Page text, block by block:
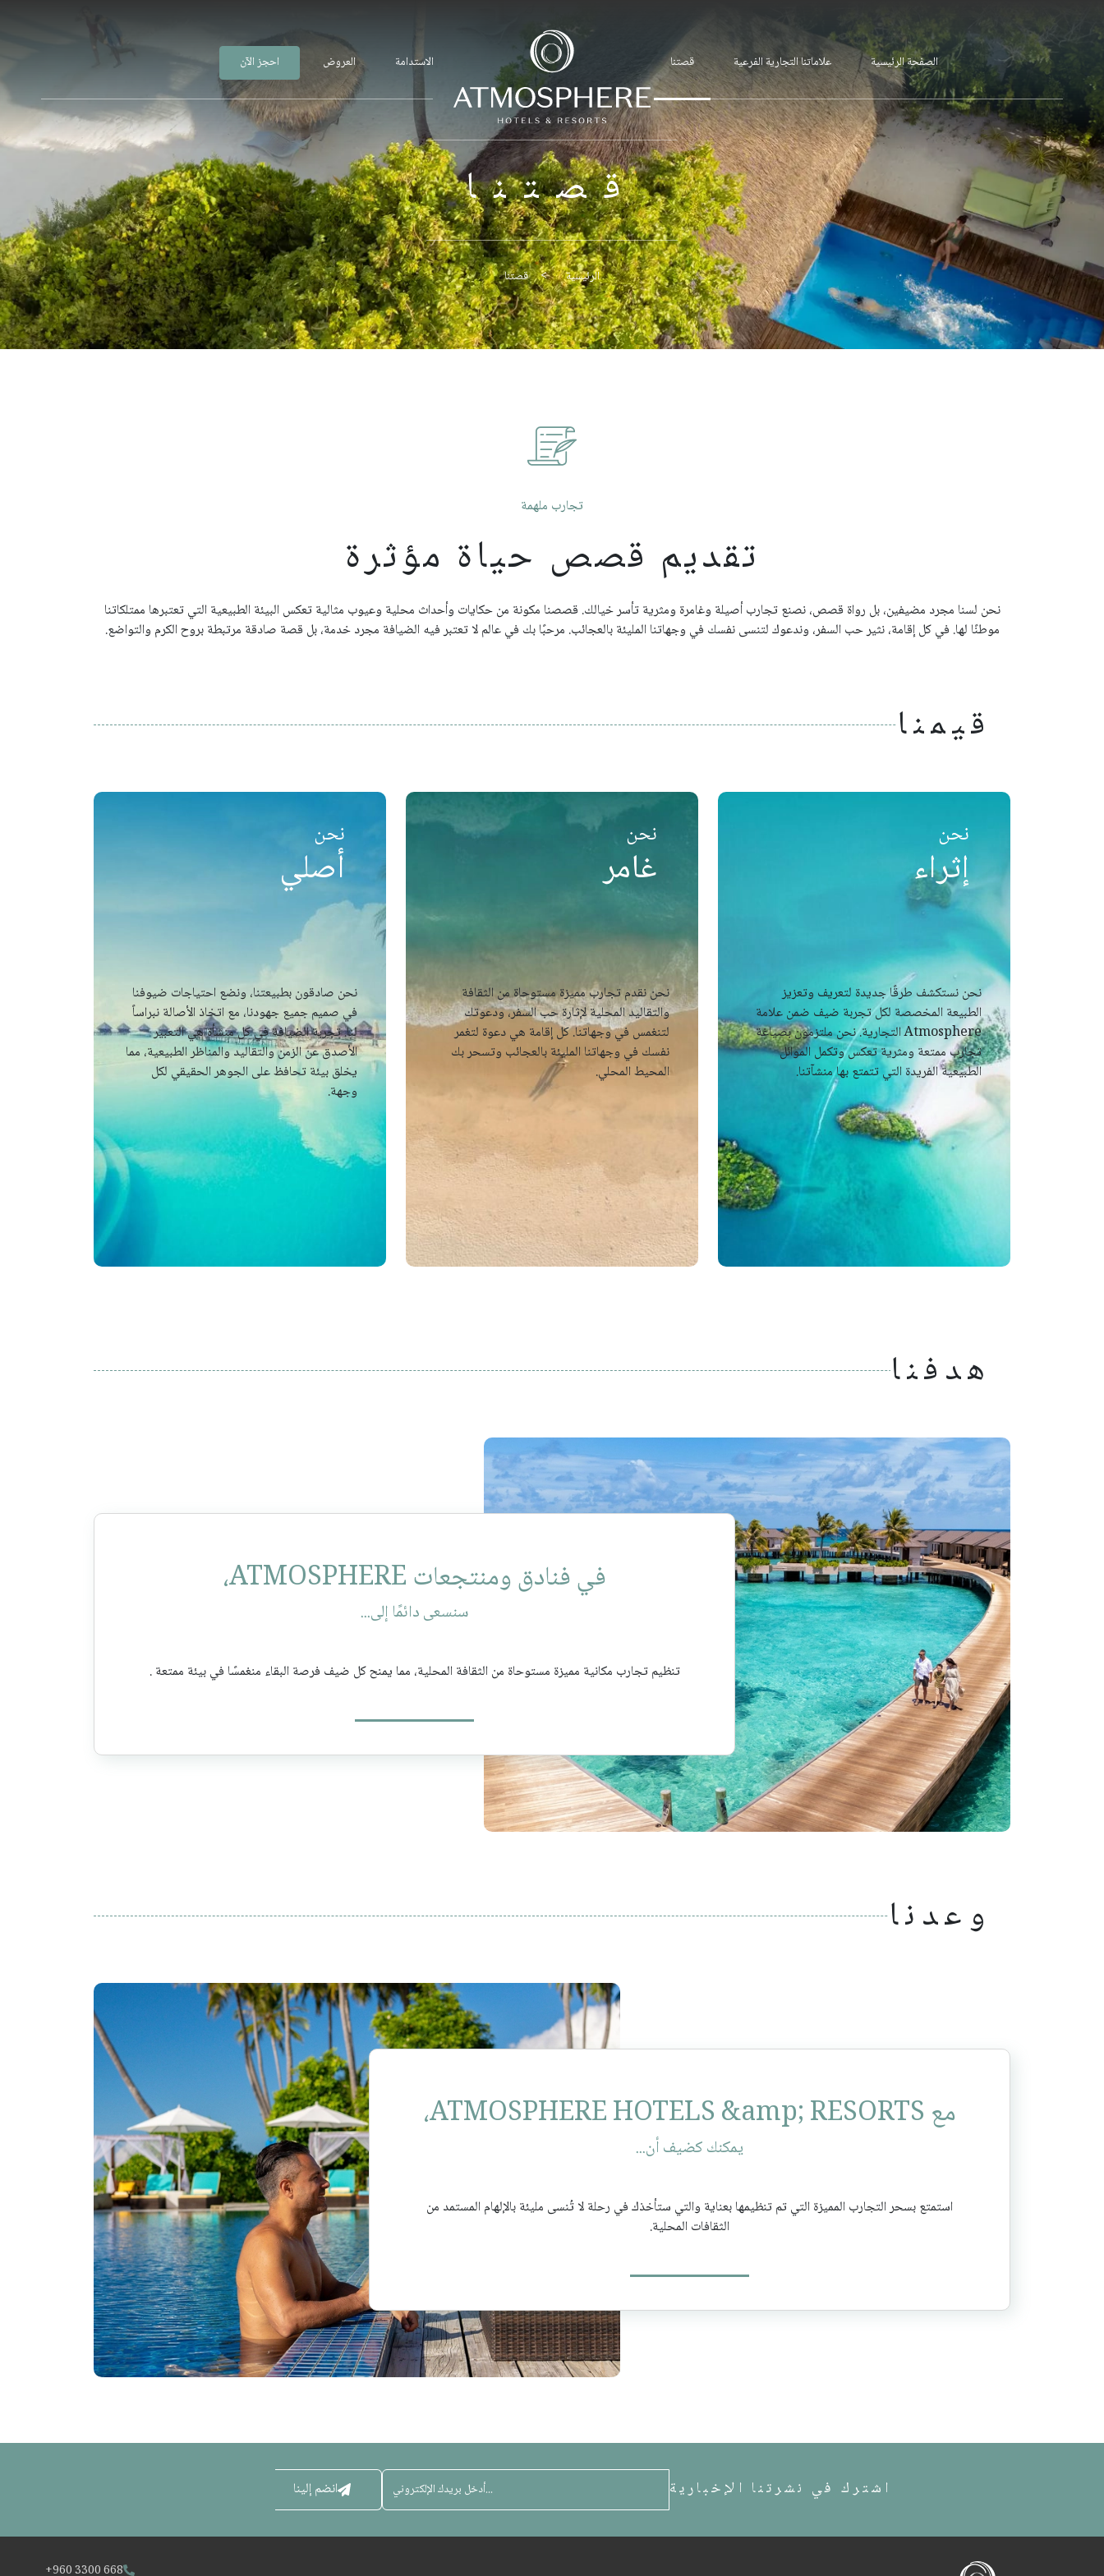
الصفحة الرئيسية علاماتنا التجارية الفرعية قصتنا الاستدامة العروض احجز الآن
قصتنا
الرئيسية قصتنا
تجارب ملهمة
تقديم قصص حياة مؤثرة
نحن لسنا مجرد مضيفين، بل رواة قصص، نصنع تجارب أصيلة وغامرة ومثرية تأسر خيالك. قصصنا مكونة من حكايات وأحداث محلية وعيوب مثالية تعكس البيئة الطبيعية التي تعتبرها ممتلكاتنا
موطنًا لها. في كل إقامة، نثير حب السفر، وندعوك لتنسى نفسك في وجهاتنا المليئة بالعجائب. مرحبًا بك في عالم لا تعتبر فيه الضيافة مجرد خدمة، بل قصة صادقة مرتبطة بروح الكرم والتواضع.
قيمنا
نحن
إثراء
نحن نستكشف طرقًا جديدة لتعريف وتعزيز
الطبيعة المخصصة لكل تجربة ضيف ضمن علامة
Atmosphere التجارية. نحن ملتزمون بصياغة
تجارب ممتعة ومثرية تعكس وتكمل الموائل
الطبيعية الفريدة التي تتمتع بها منشآتنا.
نحن
غامر
نحن نقدم تجارب مميزة مستوحاة من الثقافة
والتقاليد المحلية لإثارة حب السفر، ودعوتك
لتنغمس في وجهاتنا. كل إقامة هي دعوة لتغمر
نفسك في وجهاتنا المليئة بالعجائب وتسحر بك
المحيط المحلي.
نحن
أصلي
نحن صادقون بطبيعتنا، ونضع احتياجات ضيوفنا
في صميم جميع جهودنا، مع اتخاذ الأصالة نبراساً
لنا. تجربة الضيافة في كل منشأة هي التعبير
الأصدق عن الزمن والتقاليد والمناظر الطبيعية، مما
يخلق بيئة تحافظ على الجوهر الحقيقي لكل
وجهة.
هدفنا
في فنادق ومنتجعات ATMOSPHERE،
سنسعى دائمًا إلى...
تنظيم تجارب مكانية مميزة مستوحاة من الثقافة المحلية، مما يمنح كل ضيف فرصة البقاء منغمسًا في بيئة ممتعة .
وعدنا
مع ATMOSPHERE HOTELS &amp; RESORTS،
يمكنك كضيف أن...
استمتع بسحر التجارب المميزة التي تم تنظيمها بعناية والتي ستأخذك في رحلة لا تُنسى مليئة بالإلهام المستمد من
الثقافات المحلية.
اشترك في نشرتنا الإخبارية انضم إلينا
+960 3300 668